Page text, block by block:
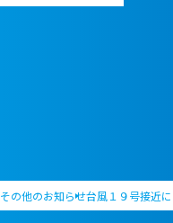
その他のお知らせ台風１９号接近